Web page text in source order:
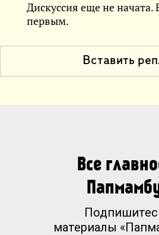
Дискуссия еще не начата.
первым.
Вставить
Все
материалы